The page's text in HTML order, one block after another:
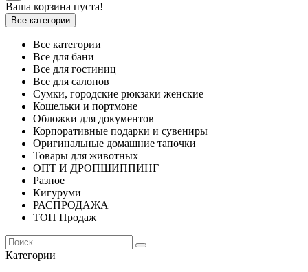
Ваша корзина пуста!
Все категории
Все категории
Все для бани
Все для гостиниц
Все для салонов
Сумки, городские рюкзаки женские
Кошельки и портмоне
Обложки для документов
Корпоративные подарки и сувениры
Оригинальные домашние тапочки
Товары для животных
ОПТ И ДРОПШИППИНГ
Разное
Кигуруми
РАСПРОДАЖА
ТОП Продаж
Категории